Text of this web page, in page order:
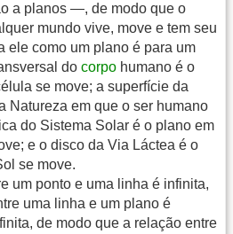
a planos —, de modo que o
mundo vive, move e tem seu
ele como um plano é para um
do corpo humano é o
se move; a superfície da
Natureza em que o ser humano
do Sistema Solar é o plano em
e o disco da Via Láctea é o
se move.
um ponto e uma linha é infinita,
uma linha e um plano é
de modo que a relação entre